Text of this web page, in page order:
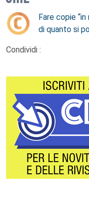
Fare copie
di quanto si
Condividi :